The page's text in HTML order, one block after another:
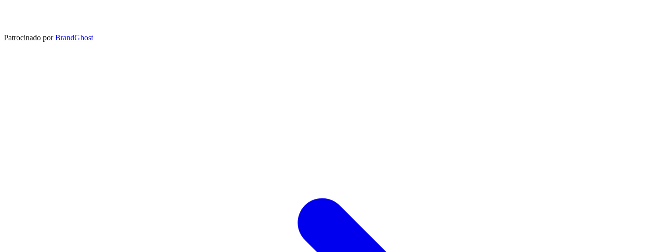
Patrocinado por BrandGhost